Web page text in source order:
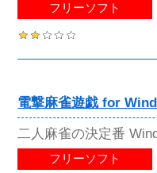
フリーソフト
電撃麻雀遊戯 for
二人麻雀の決定番
フリーソフト